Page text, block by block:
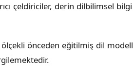
çeldiriciler, derin dilbilimsel
önceden eğitilmiş dil